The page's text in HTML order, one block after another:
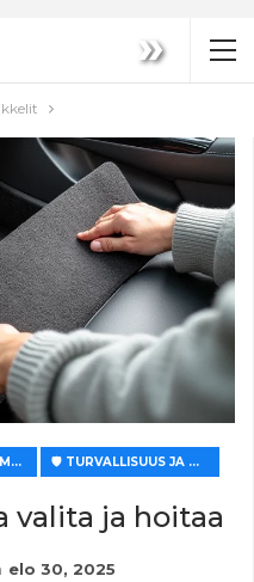
»
🛋️ MATKUSTAMON MUKAVUUS JA ILMASTOINTI 🛡️ TURVALLISUUS JA MUKAVUUS
ja hoitaa
elo 30, 2025